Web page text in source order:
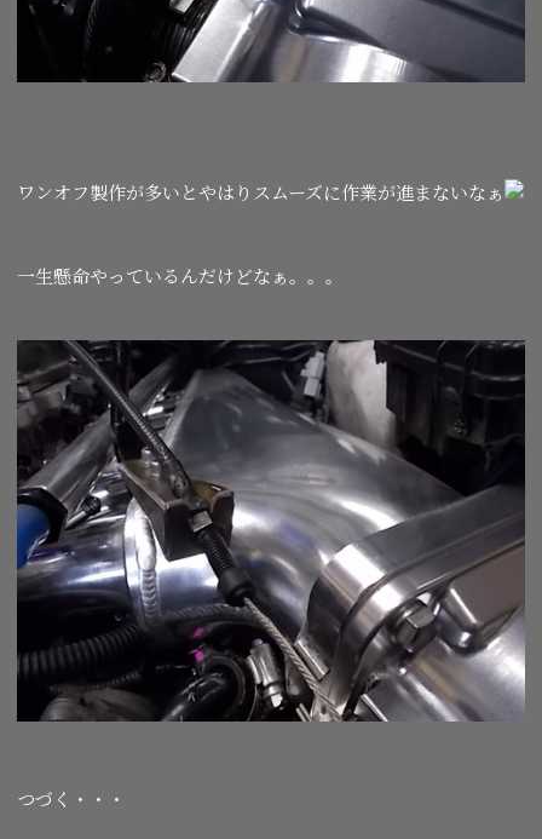
ワンオフ製作が多いとやはりスムーズに作業が進まないなぁ
一生懸命やっているんだけどなぁ。。。
つづく・・・